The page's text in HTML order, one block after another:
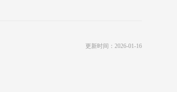
更新时间：2026-01-16